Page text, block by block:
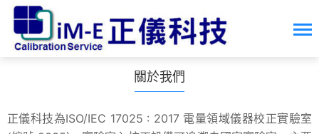
關於我們
正儀科技為ISO/IEC 17025 : 2017 電量領域儀器校正實驗室